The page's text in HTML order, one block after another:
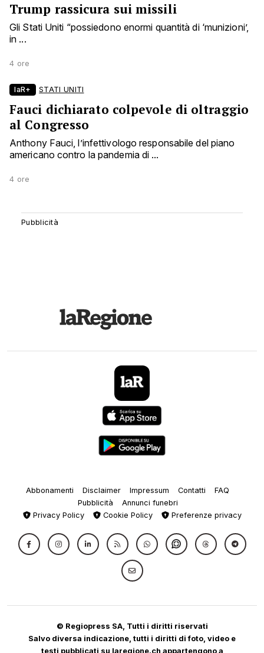
Trump rassicura sui missili
Gli Stati Uniti “possiedono enormi quantità di ‘munizioni’,
in ...
4 ore
laR+ STATI UNITI
Fauci dichiarato colpevole di oltraggio
al Congresso
Anthony Fauci, l’infettivologo responsabile del piano
americano contro la pandemia di ...
4 ore
Abbonamenti Disclaimer Impressum Contatti
FAQ
Pubblicità
Annunci funebri
Privacy Policy
Cookie Policy Preferenze privacy
© Regiopress SA, Tutti i diritti riservati
Salvo diversa indicazione, tutti i diritti di foto, video e
testi pubblicati su laregione.ch appartengono a